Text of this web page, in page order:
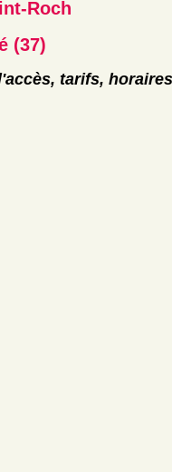
Roch
(37)
tarifs, horaires